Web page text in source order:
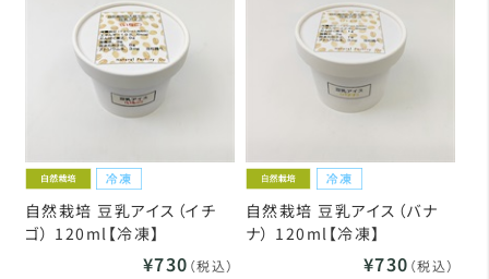
自然栽培 豆乳アイス（イチ
ゴ） 120ml【冷凍】
¥730 （税込）
自然栽培 豆乳アイス（バナ
ナ） 120ml【冷凍】
¥730 （税込）